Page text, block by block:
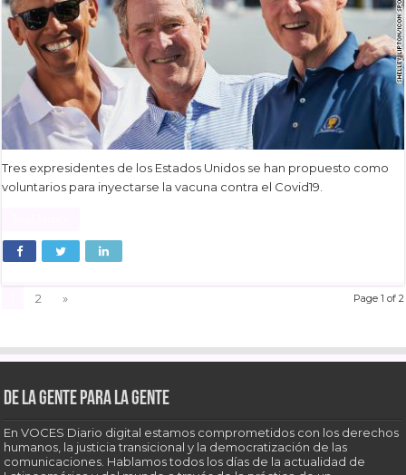
Tres expresidentes de los Estados Unidos se han propuesto como
voluntarios para inyectarse la vacuna contra el Covid19.
Page 1 of 2
2 »
De la gente para la gente
En VOCES Diario digital estamos comprometidos con los derechos
humanos, la justicia transicional y la democratización de las
comunicaciones. Hablamos todos los días de la actualidad de